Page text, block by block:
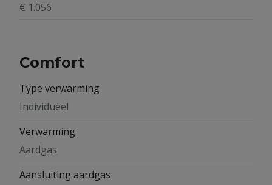
€ 1.056
Comfort
Type verwarming
Individueel
Verwarming
Aardgas
Aansluiting aardgas